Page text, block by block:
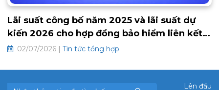
Lãi suất công bố năm 2025 và lãi suất dự
kiến 2026 cho hợp đồng bảo hiểm liên kết
chung và hưu trí tự nguyện
02/07/2026 | Tin tức tổng hợp
Lên đầu